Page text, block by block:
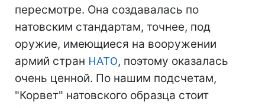
пересмотре. Она создавалась по
натовским стандартам, точнее, под
оружие, имеющиеся на вооружении
армий стран НАТО, поэтому оказалась
очень ценной. По нашим подсчетам,
"Корвет" натовского образца стоит